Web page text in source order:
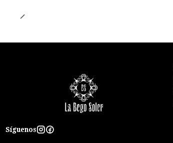
Síguenos